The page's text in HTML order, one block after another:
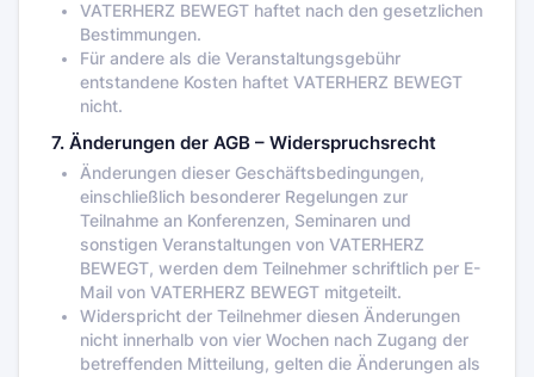
VATERHERZ BEWEGT haftet nach den gesetzlichen
Bestimmungen.
Für andere als die Veranstaltungsgebühr
entstandene Kosten haftet VATERHERZ BEWEGT
nicht.
7. Änderungen der AGB – Widerspruchsrecht
Änderungen dieser Geschäftsbedingungen,
einschließlich besonderer Regelungen zur
Teilnahme an Konferenzen, Seminaren und
sonstigen Veranstaltungen von VATERHERZ
BEWEGT, werden dem Teilnehmer schriftlich per E-
Mail von VATERHERZ BEWEGT mitgeteilt.
Widerspricht der Teilnehmer diesen Änderungen
nicht innerhalb von vier Wochen nach Zugang der
betreffenden Mitteilung, gelten die Änderungen als